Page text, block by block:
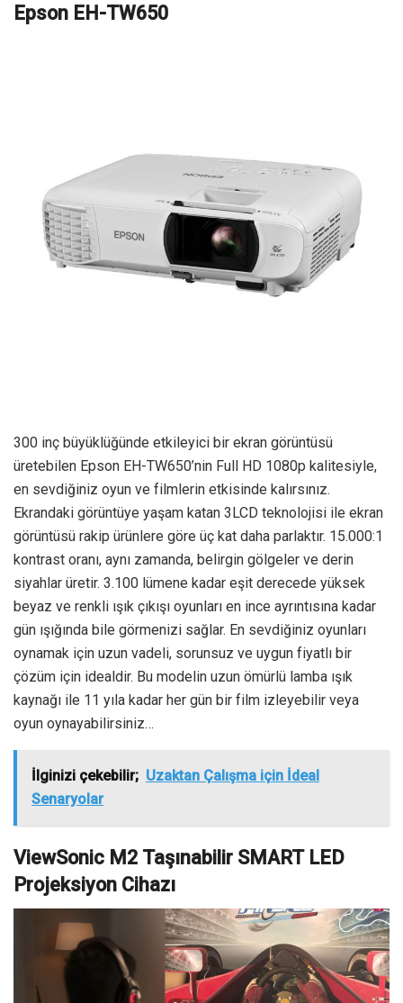
Epson EH-TW650
300 inç büyüklüğünde etkileyici bir ekran görüntüsü
üretebilen Epson EH-TW650’nin Full HD 1080p kalitesiyle,
en sevdiğiniz oyun ve filmlerin etkisinde kalırsınız.
Ekrandaki görüntüye yaşam katan 3LCD teknolojisi ile ekran
görüntüsü rakip ürünlere göre üç kat daha parlaktır. 15.000:1
kontrast oranı, aynı zamanda, belirgin gölgeler ve derin
siyahlar üretir. 3.100 lümene kadar eşit derecede yüksek
beyaz ve renkli ışık çıkışı oyunları en ince ayrıntısına kadar
gün ışığında bile görmenizi sağlar. En sevdiğiniz oyunları
oynamak için uzun vadeli, sorunsuz ve uygun fiyatlı bir
çözüm için idealdir. Bu modelin uzun ömürlü lamba ışık
kaynağı ile 11 yıla kadar her gün bir film izleyebilir veya
oyun oynayabilirsiniz…
İlginizi çekebilir; Uzaktan Çalışma için İdeal
Senaryolar
ViewSonic M2 Taşınabilir SMART LED
Projeksiyon Cihazı